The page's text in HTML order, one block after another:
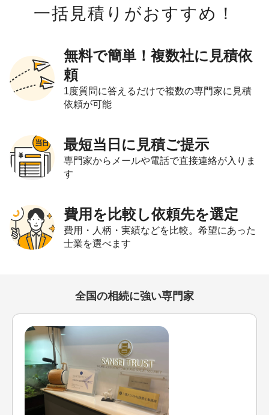
一括見積りがおすすめ！
無料で簡単！複数社に見積依
頼
1度質問に答えるだけで複数の専門家に見積
依頼が可能
最短当日に見積ご提示
専門家からメールや電話で直接連絡が入りま
す
費用を比較し依頼先を選定
費用・人柄・実績などを比較。希望にあった
士業を選べます
全国の相続に強い専門家